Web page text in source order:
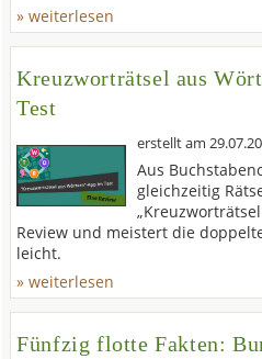
» weiterlesen
Kreuzworträtsel aus
Test
erstellt am
Aus
gleichzeitig
Review und meistert die
leicht.
» weiterlesen
Fünfzig flotte Fakten: